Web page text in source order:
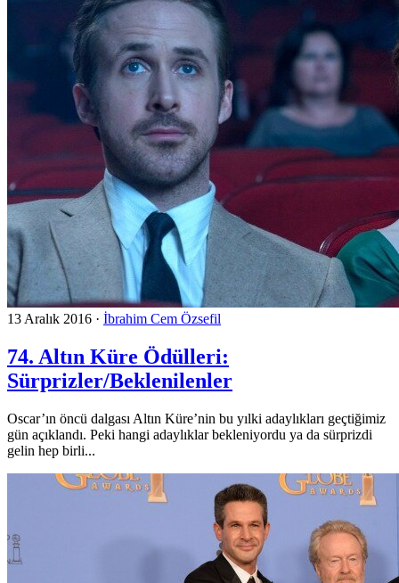
13 Aralık 2016 · İbrahim Cem Özsefil
74. Altın Küre Ödülleri:
Sürprizler/Beklenilenler
Oscar’ın öncü dalgası Altın Küre’nin bu yılki adaylıkları geçtiğimiz
gün açıklandı. Peki hangi adaylıklar bekleniyordu ya da sürprizdi
gelin hep birli...